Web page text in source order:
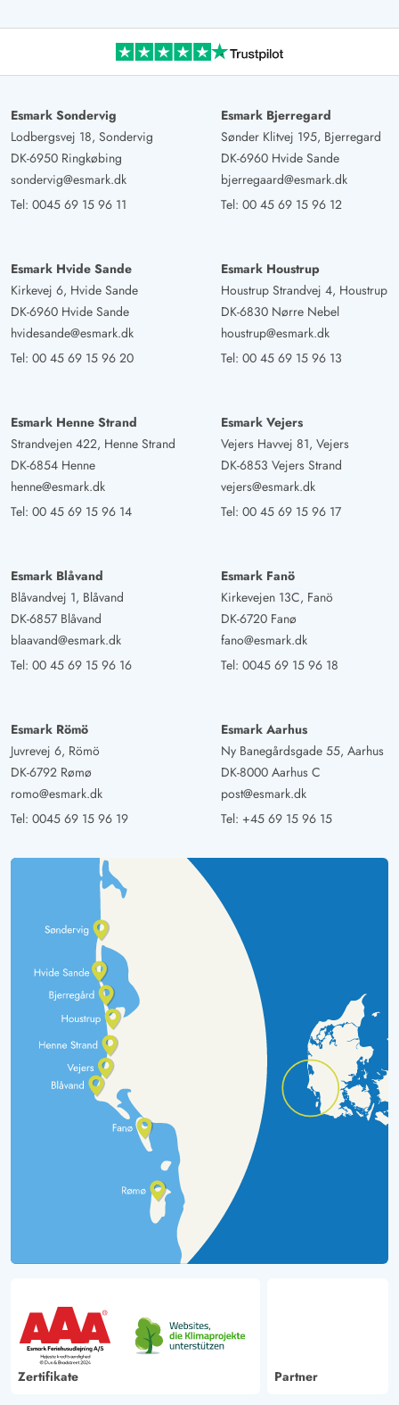
Esmark Sondervig
Lodbergsvej 18, Sondervig
DK-6950 Ringkøbing
sondervig@esmark.dk
Tel: 0045 69 15 96 11
Esmark Bjerregard
Sønder Klitvej 195, Bjerregard
DK-6960 Hvide Sande
bjerregaard@esmark.dk
Tel: 00 45 69 15 96 12
Esmark Hvide Sande
Kirkevej 6, Hvide Sande
DK-6960 Hvide Sande
hvidesande@esmark.dk
Tel: 00 45 69 15 96 20
Esmark Houstrup
Houstrup Strandvej 4, Houstrup
DK-6830 Nørre Nebel
houstrup@esmark.dk
Tel: 00 45 69 15 96 13
Esmark Henne Strand
Strandvejen 422, Henne Strand
DK-6854 Henne
henne@esmark.dk
Tel: 00 45 69 15 96 14
Esmark Vejers
Vejers Havvej 81, Vejers
DK-6853 Vejers Strand
vejers@esmark.dk
Tel: 00 45 69 15 96 17
Esmark Blåvand
Blåvandvej 1, Blåvand
DK-6857 Blåvand
blaavand@esmark.dk
Tel: 00 45 69 15 96 16
Esmark Fanö
Kirkevejen 13C, Fanö
DK-6720 Fanø
fano@esmark.dk
Tel: 0045 69 15 96 18
Esmark Römö
Juvrevej 6, Römö
DK-6792 Rømø
romo@esmark.dk
Tel: 0045 69 15 96 19
Esmark Aarhus
Ny Banegårdsgade 55, Aarhus
DK-8000 Aarhus C
post@esmark.dk
Tel: +45 69 15 96 15
Zertifikate Partner